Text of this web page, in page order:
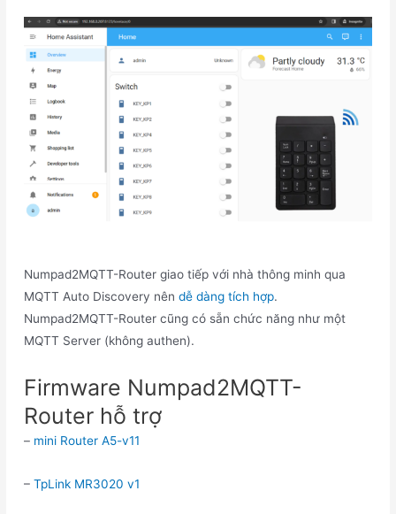
Numpad2MQTT-Router giao tiếp với nhà thông minh qua
MQTT Auto Discovery nêndễ dàng tích hợp.
Numpad2MQTT-Router cũng có sẵn chức năng như một
MQTT Server (không authen).
Firmware Numpad2MQTT-
Router hỗ trợ
– mini Router A5-v11
–TpLink MR3020 v1